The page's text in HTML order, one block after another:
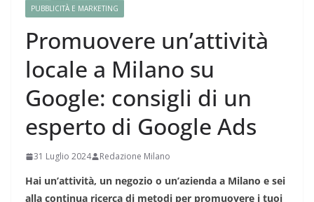
PUBBLICITÀ E MARKETING
Promuovere un’attività
locale a Milano su
Google: consigli di un
esperto di Google Ads
31 Luglio 2024 Redazione Milano
Hai un’attività, un negozio o un’azienda a Milano e sei
alla continua ricerca di metodi per promuovere i tuoi